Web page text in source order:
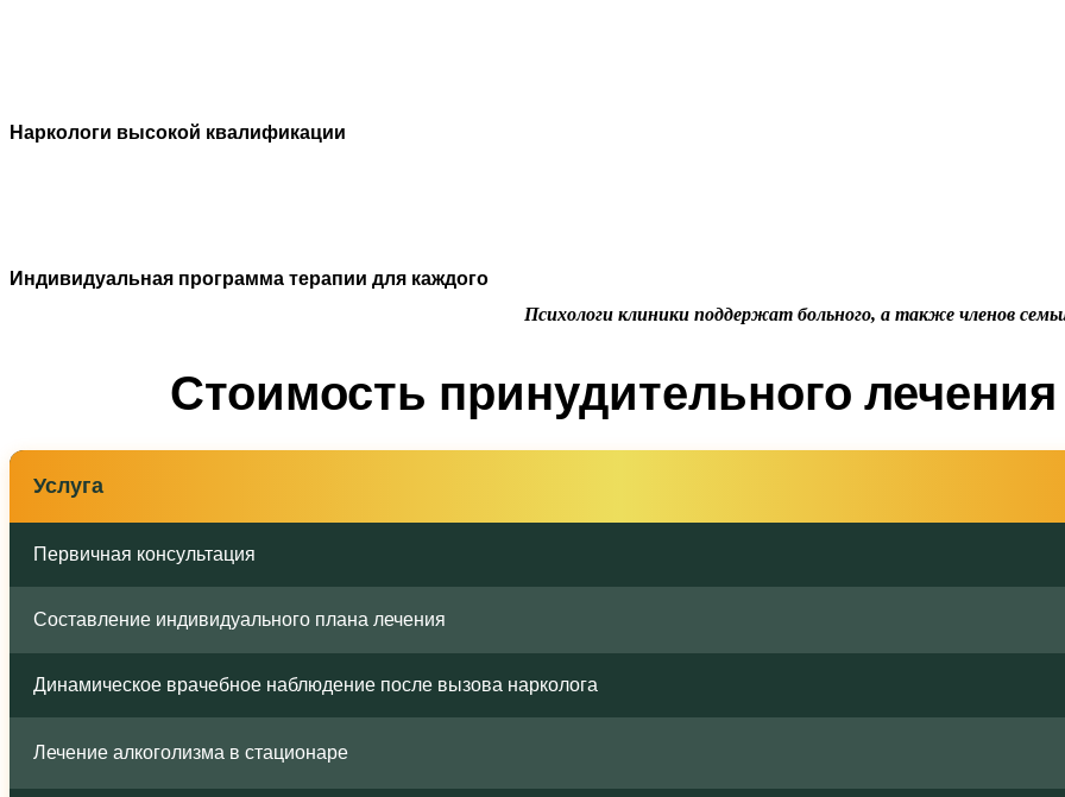
Наркологи высокой квалификации
Индивидуальная программа терапии для каждого
Психологи клиники поддержат больного, а также членов
Стоимость принудительного
Услуга
Первичная консультация
Составление индивидуального плана лечения
Динамическое врачебное наблюдение после вызова нарколога
Лечение алкоголизма в стационаре